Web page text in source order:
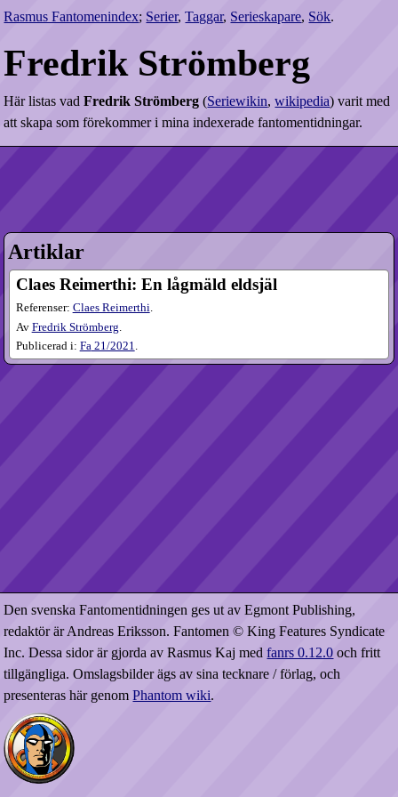
Rasmus Fantomenindex; Serier,Taggar, Serieskapare, Sök.
Fredrik Strömberg
Här listas vadFredrik Strömberg (Seriewikin,wikipedia) varit med
att skapa som förekommer i mina indexerade fantomentidningar.
Artiklar
Claes Reimerthi: En lågmäld eldsjäl
Referenser: Claes Reimerthi.
Av Fredrik Strömberg
Publicerad i: Fa21​/2021.
Den svenska Fantomentidningen ges ut av Egmont Publishing,
redaktör är Andreas Eriksson. Fantomen © King Features Syndicate
Inc. Dessa sidor är gjorda av Rasmus Kaj medfanrs 0.12.0 och fritt
tillgängliga. Omslagsbilder ägs av sina tecknare / förlag, och
presenteras här genomPhantom wiki.